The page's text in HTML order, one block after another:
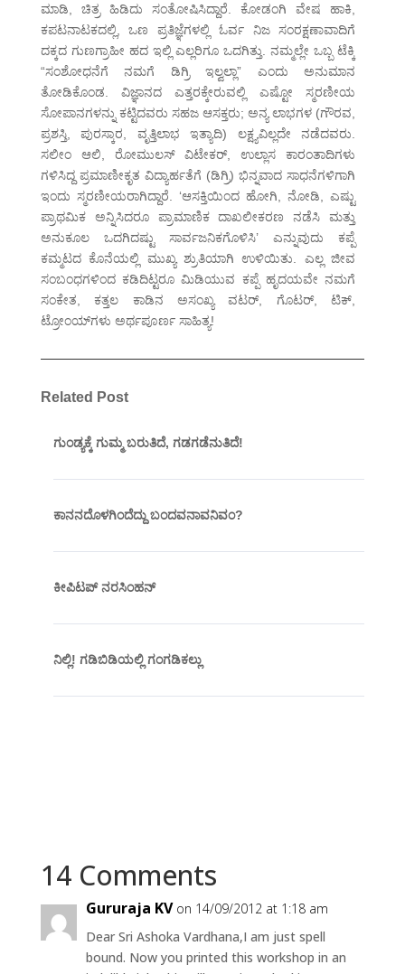
ಮಾಡಿ, ಚಿತ್ರ ಹಿಡಿದು ಸಂತೋಷಿಸಿದ್ದಾರೆ. ಕೋಡಂಗಿ ವೇಷ ಹಾಕಿ,
ಕಪಟನಾಟಕದಲ್ಲಿ, ಒಣ ಪ್ರತಿಜ್ಞೆಗಳಲ್ಲಿ ಓರ್ವ ನಿಜ ಸಂರಕ್ಷಣಾವಾದಿಗೆ
ದಕ್ಕದ ಗುಣಗ್ರಾಹೀ ಹದ ಇಲ್ಲಿ ಎಲ್ಲರಿಗೂ ಒದಗಿತ್ತು. ನಮ್ಮಲ್ಲೇ ಒಬ್ಬ ಟೆಕ್ಕಿ
“ಸಂಶೋಧನೆಗೆ ನಮಗೆ ಡಿಗ್ರಿ ಇಲ್ವಲ್ಲಾ” ಎಂದು ಅನುಮಾನ
ತೋಡಿಕೊಂಡ. ವಿಜ್ಞಾನದ ಎತ್ತರಕ್ಕೇರುವಲ್ಲಿ ಎಷ್ಟೋ ಸ್ಮರಣೀಯ
ಸೋಪಾನಗಳನ್ನು ಕಟ್ಟಿದವರು ಸಹಜ ಆಸಕ್ತರು; ಅನ್ಯ ಲಾಭಗಳ (ಗೌರವ,
ಪ್ರಶಸ್ತಿ, ಪುರಸ್ಕಾರ, ವೃತ್ತಿಲಾಭ ಇತ್ಯಾದಿ) ಲಕ್ಷ್ಯವಿಲ್ಲದೇ ನಡೆದವರು.
ಸಲೀಂ ಆಲಿ, ರೋಮುಲಸ್ ವಿಟೇಕರ್, ಉಲ್ಲಾಸ ಕಾರಂತಾದಿಗಳು
ಗಳಿಸಿದ್ದ ಪ್ರಮಾಣೀಕೃತ ವಿದ್ಯಾರ್ಹತೆಗೆ (ಡಿಗ್ರಿ) ಭಿನ್ನವಾದ ಸಾಧನೆಗಳಿಗಾಗಿ
ಇಂದು ಸ್ಮರಣೀಯರಾಗಿದ್ದಾರೆ. ‘ಆಸಕ್ತಿಯಿಂದ ಹೋಗಿ, ನೋಡಿ, ಎಷ್ಟು
ಪ್ರಾಥಮಿಕ ಅನ್ನಿಸಿದರೂ ಪ್ರಾಮಾಣಿಕ ದಾಖಲೀಕರಣ ನಡೆಸಿ ಮತ್ತು
ಅನುಕೂಲ ಒದಗಿದಷ್ಟು ಸಾರ್ವಜನಿಕಗೊಳಿಸಿ’ ಎನ್ನುವುದು ಕಪ್ಪೆ
ಕಮ್ಮಟದ ಕೊನೆಯಲ್ಲಿ ಮುಖ್ಯ ಶ್ರುತಿಯಾಗಿ ಉಳಿಯಿತು. ಎಲ್ಲ ಜೀವ
ಸಂಬಂಧಗಳಿಂದ ಕಡಿದಿಟ್ಟರೂ ಮಿಡಿಯುವ ಕಪ್ಪೆ ಹೃದಯವೇ ನಮಗೆ
ಸಂಕೇತ, ಕತ್ತಲ ಕಾಡಿನ ಅಸಂಖ್ಯ ವಟರ್, ಗೊಟರ್, ಟಿಕ್,
ಟ್ರೋಂಯ್‌ಗಳು ಅರ್ಥಪೂರ್ಣ ಸಾಹಿತ್ಯ!
Related Post
ಗುಂಡ್ಯಕ್ಕೆ ಗುಮ್ಮ ಬರುತಿದೆ, ಗಡಗಡೆನುತಿದೆ!
ಕಾನನದೊಳಗಿಂದೆದ್ದು ಬಂದವನಾವನಿವಂ?
ಕೀಪಿಟಪ್ ನರಸಿಂಹನ್
ನಿಲ್ಲಿ! ಗಡಿಬಿಡಿಯಲ್ಲಿ ಗಂಗಡಿಕಲ್ಲು
14 Comments
Gururaja KV on 14/09/2012 at 1:18 am
Dear Sri Ashoka Vardhana,I am just spell
bound. Now you printed this workshop in an